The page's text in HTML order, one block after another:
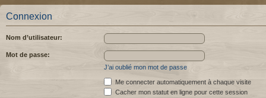
Connexion
Nom d’utilisateur:
Mot de passe:
J’ai oublié mon mot de passe
Me connecter automatiquement à chaque visite
Cacher mon statut en ligne pour cette session